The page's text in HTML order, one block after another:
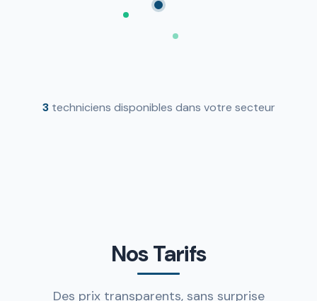
3techniciens disponibles dans votre secteur
Nos Tarifs
Des prix transparents, sans surprise